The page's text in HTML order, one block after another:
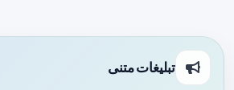
تبلیغات متنی